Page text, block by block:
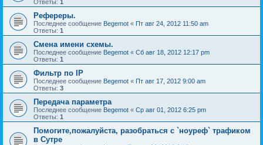
Ответы: 1
Рефереры.
Последнее сообщение Begemot « Пт авг 24, 2012 11:50 am
Ответы: 1
Смена имени схемы.
Последнее сообщение Begemot « Сб авг 18, 2012 12:17 pm
Ответы: 1
Фильтр по IP
Последнее сообщение Begemot « Пт авг 17, 2012 9:00 am
Ответы: 3
Передача параметра
Последнее сообщение Begemot « Ср авг 01, 2012 6:25 pm
Ответы: 1
Помогите,пожалуйста, разобраться с `ноуреф` трафиком
в Сутре